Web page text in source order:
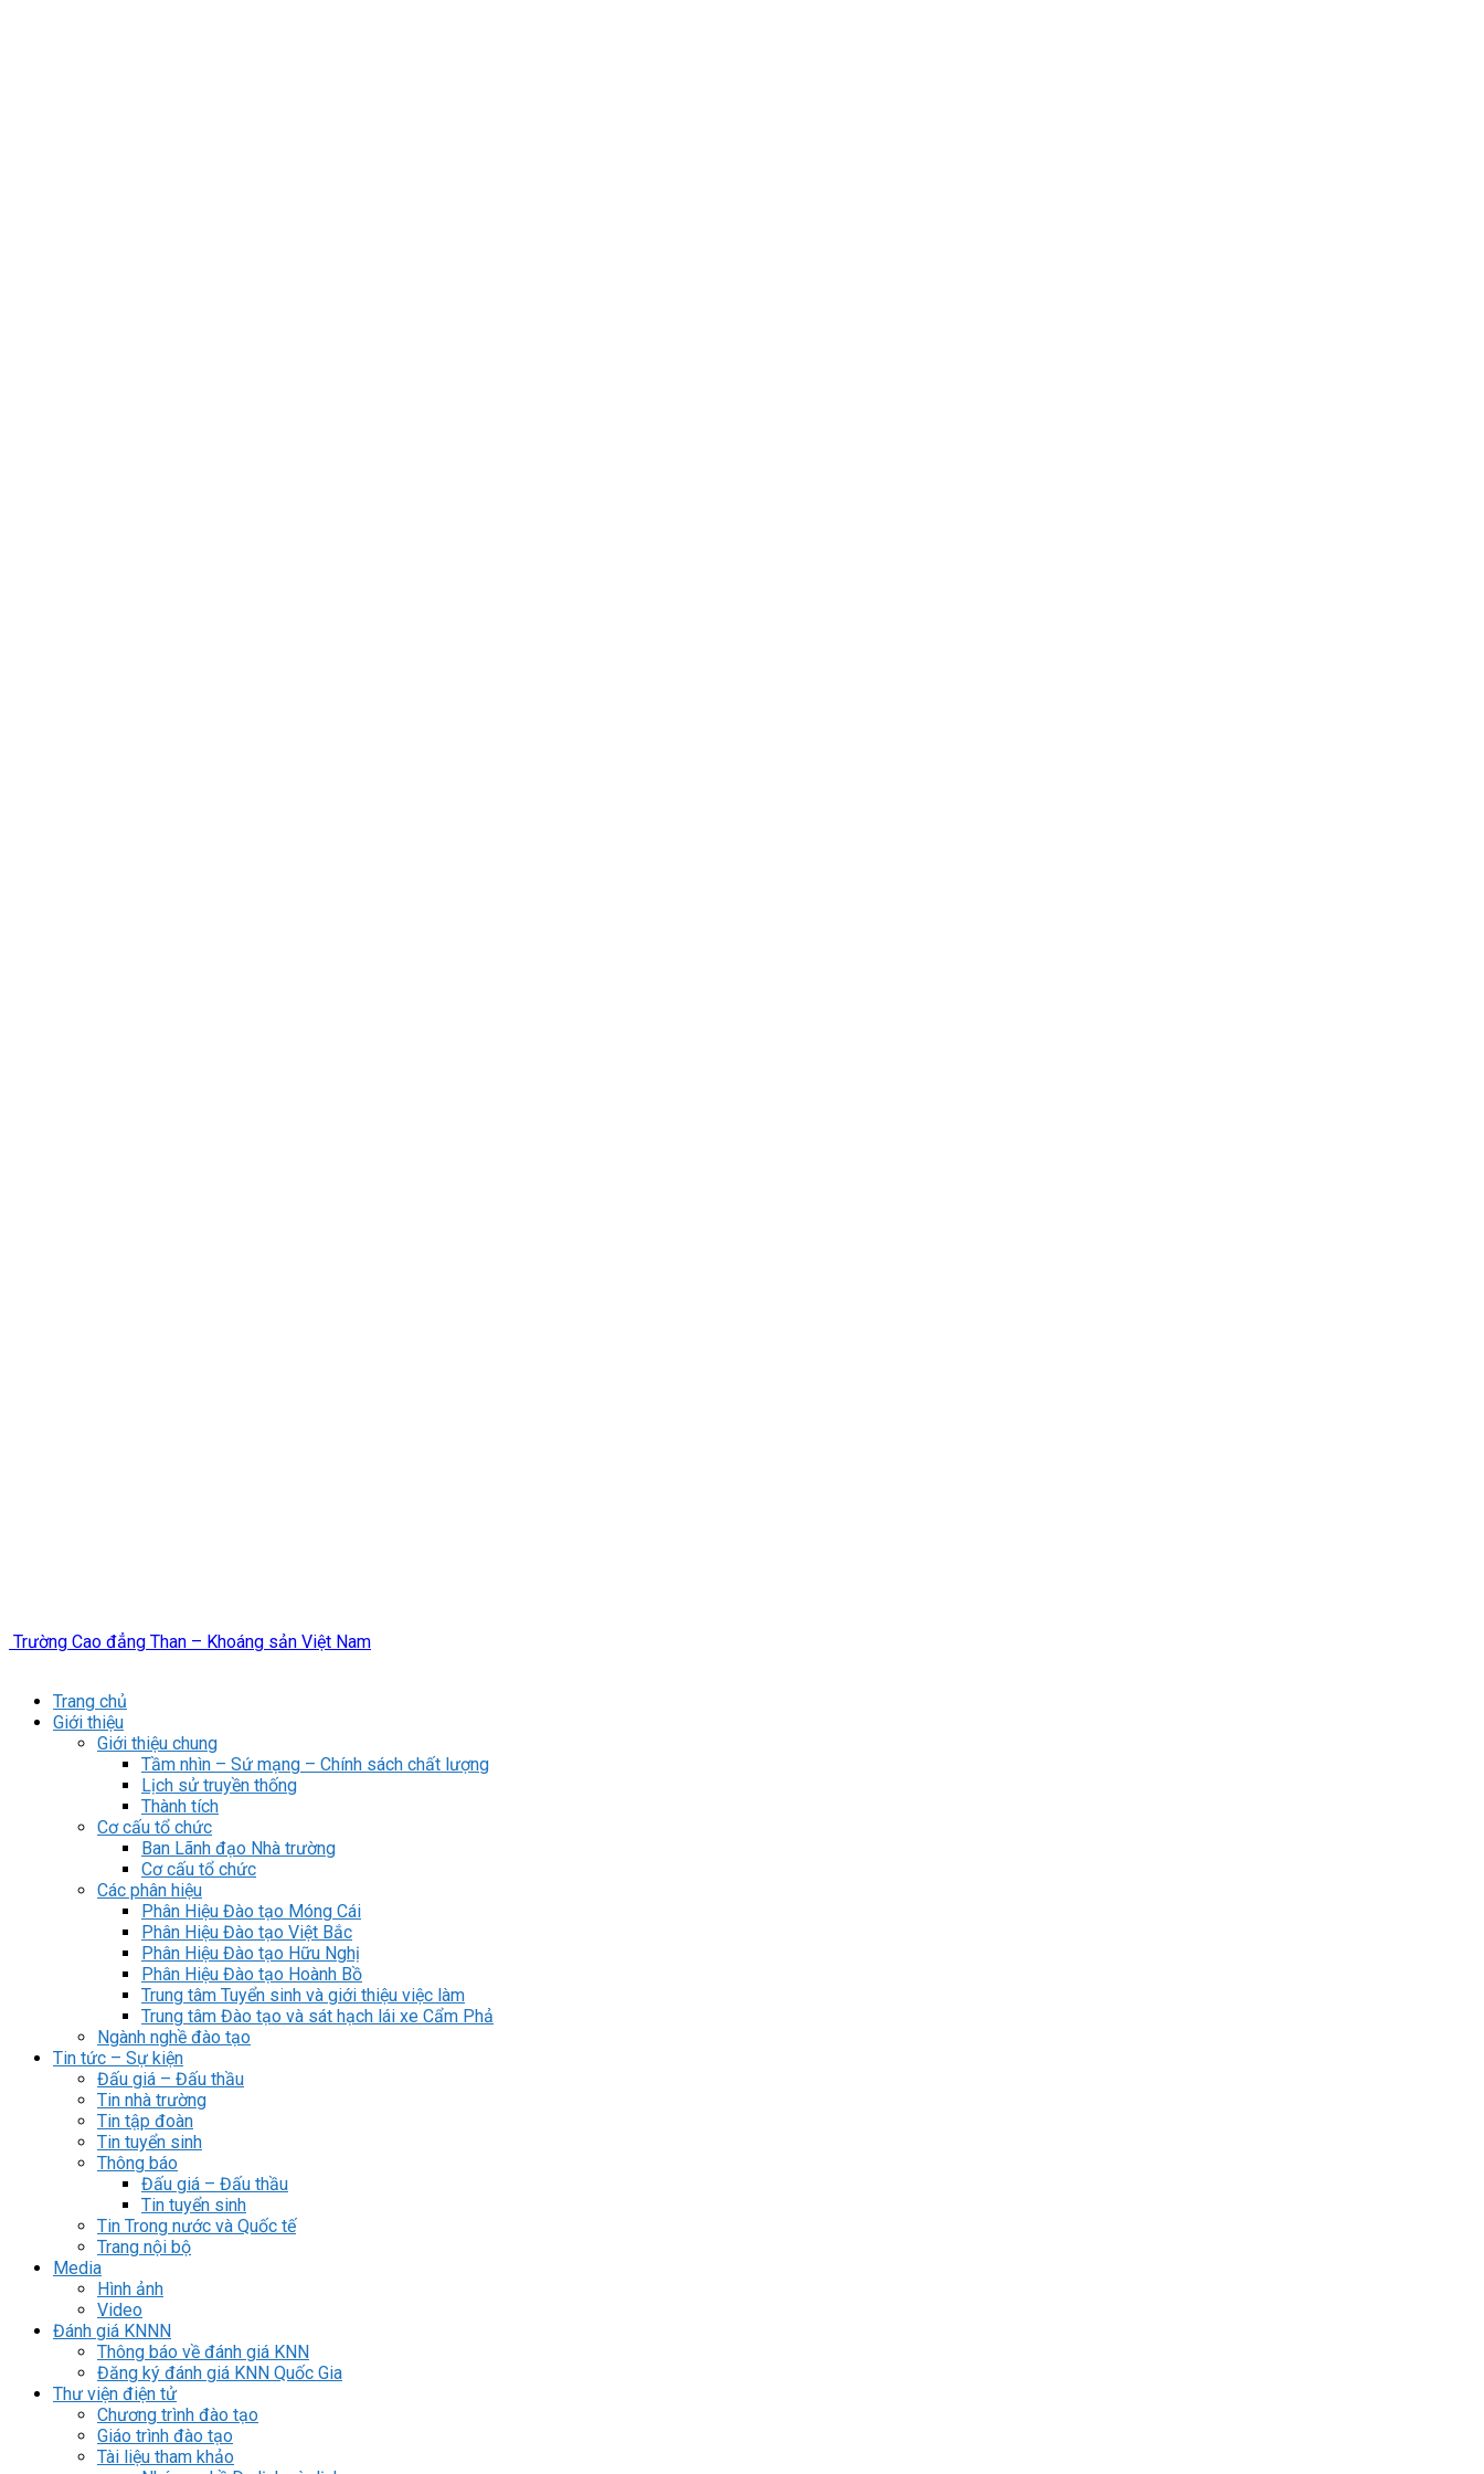
Trường Cao đẳng Than – Khoáng sản Việt Nam
Trang chủ
Giới thiệu
Giới thiệu chung
Tầm nhìn – Sứ mạng – Chính sách chất lượng
Lịch sử truyền thống
Thành tích
Cơ cấu tổ chức
Ban Lãnh đạo Nhà trường
Cơ cấu tổ chức
Các phân hiệu
Phân Hiệu Đào tạo Móng Cái
Phân Hiệu Đào tạo Việt Bắc
Phân Hiệu Đào tạo Hữu Nghị
Phân Hiệu Đào tạo Hoành Bồ
Trung tâm Tuyển sinh và giới thiệu việc làm
Trung tâm Đào tạo và sát hạch lái xe Cẩm Phả
Ngành nghề đào tạo
Tin tức – Sự kiện
Đấu giá – Đấu thầu
Tin nhà trường
Tin tập đoàn
Tin tuyển sinh
Thông báo
Đấu giá – Đấu thầu
Tin tuyển sinh
Tin Trong nước và Quốc tế
Trang nội bộ
Media
Hình ảnh
Video
Đánh giá KNNN
Thông báo về đánh giá KNN
Đăng ký đánh giá KNN Quốc Gia
Thư viện điện tử
Chương trình đào tạo
Giáo trình đào tạo
Tài liệu tham khảo